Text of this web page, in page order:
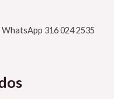
316 024 2535